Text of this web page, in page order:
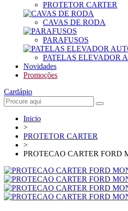
PROTETOR CARTER
CAVAS DE RODA
PARAFUSOS
PATELAS ELEVADOR
Novidades
Promoções
Cardápio
Inicio
>
PROTETOR CARTER
>
PROTECAO CARTER FORD